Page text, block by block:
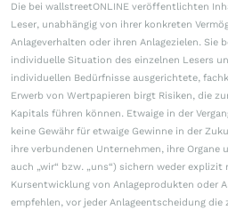
Die bei wallstreetONLINE veröffentlichten
Leser, unabhängig von ihrer konkreten
Anlageverhalten oder ihren Anlagezielen. Sie
individuelle Situation des einzelnen Lesers
individuellen Bedürfnisse ausgerichtete,
Erwerb von Wertpapieren birgt Risiken, die
Kapitals führen können. Etwaige in der
keine Gewähr für etwaige Gewinne in der
ihre verbundenen Unternehmen, ihre Organe
auch „wir“ bzw. „uns“) sichern weder
Kursentwicklung von Anlageprodukten oder
empfehlen, vor jeder Anlageentscheidung